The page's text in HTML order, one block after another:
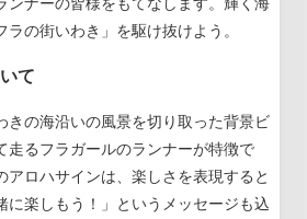
ンナーの皆様をもてなします。輝く海
の街いわき」を駆け抜けよう。
て
きの海沿いの風景を切り取った背景ビ
走るフラガールのランナーが特徴で
アロハサインは、楽しさを表現すると
に楽しもう！」というメッセージも込